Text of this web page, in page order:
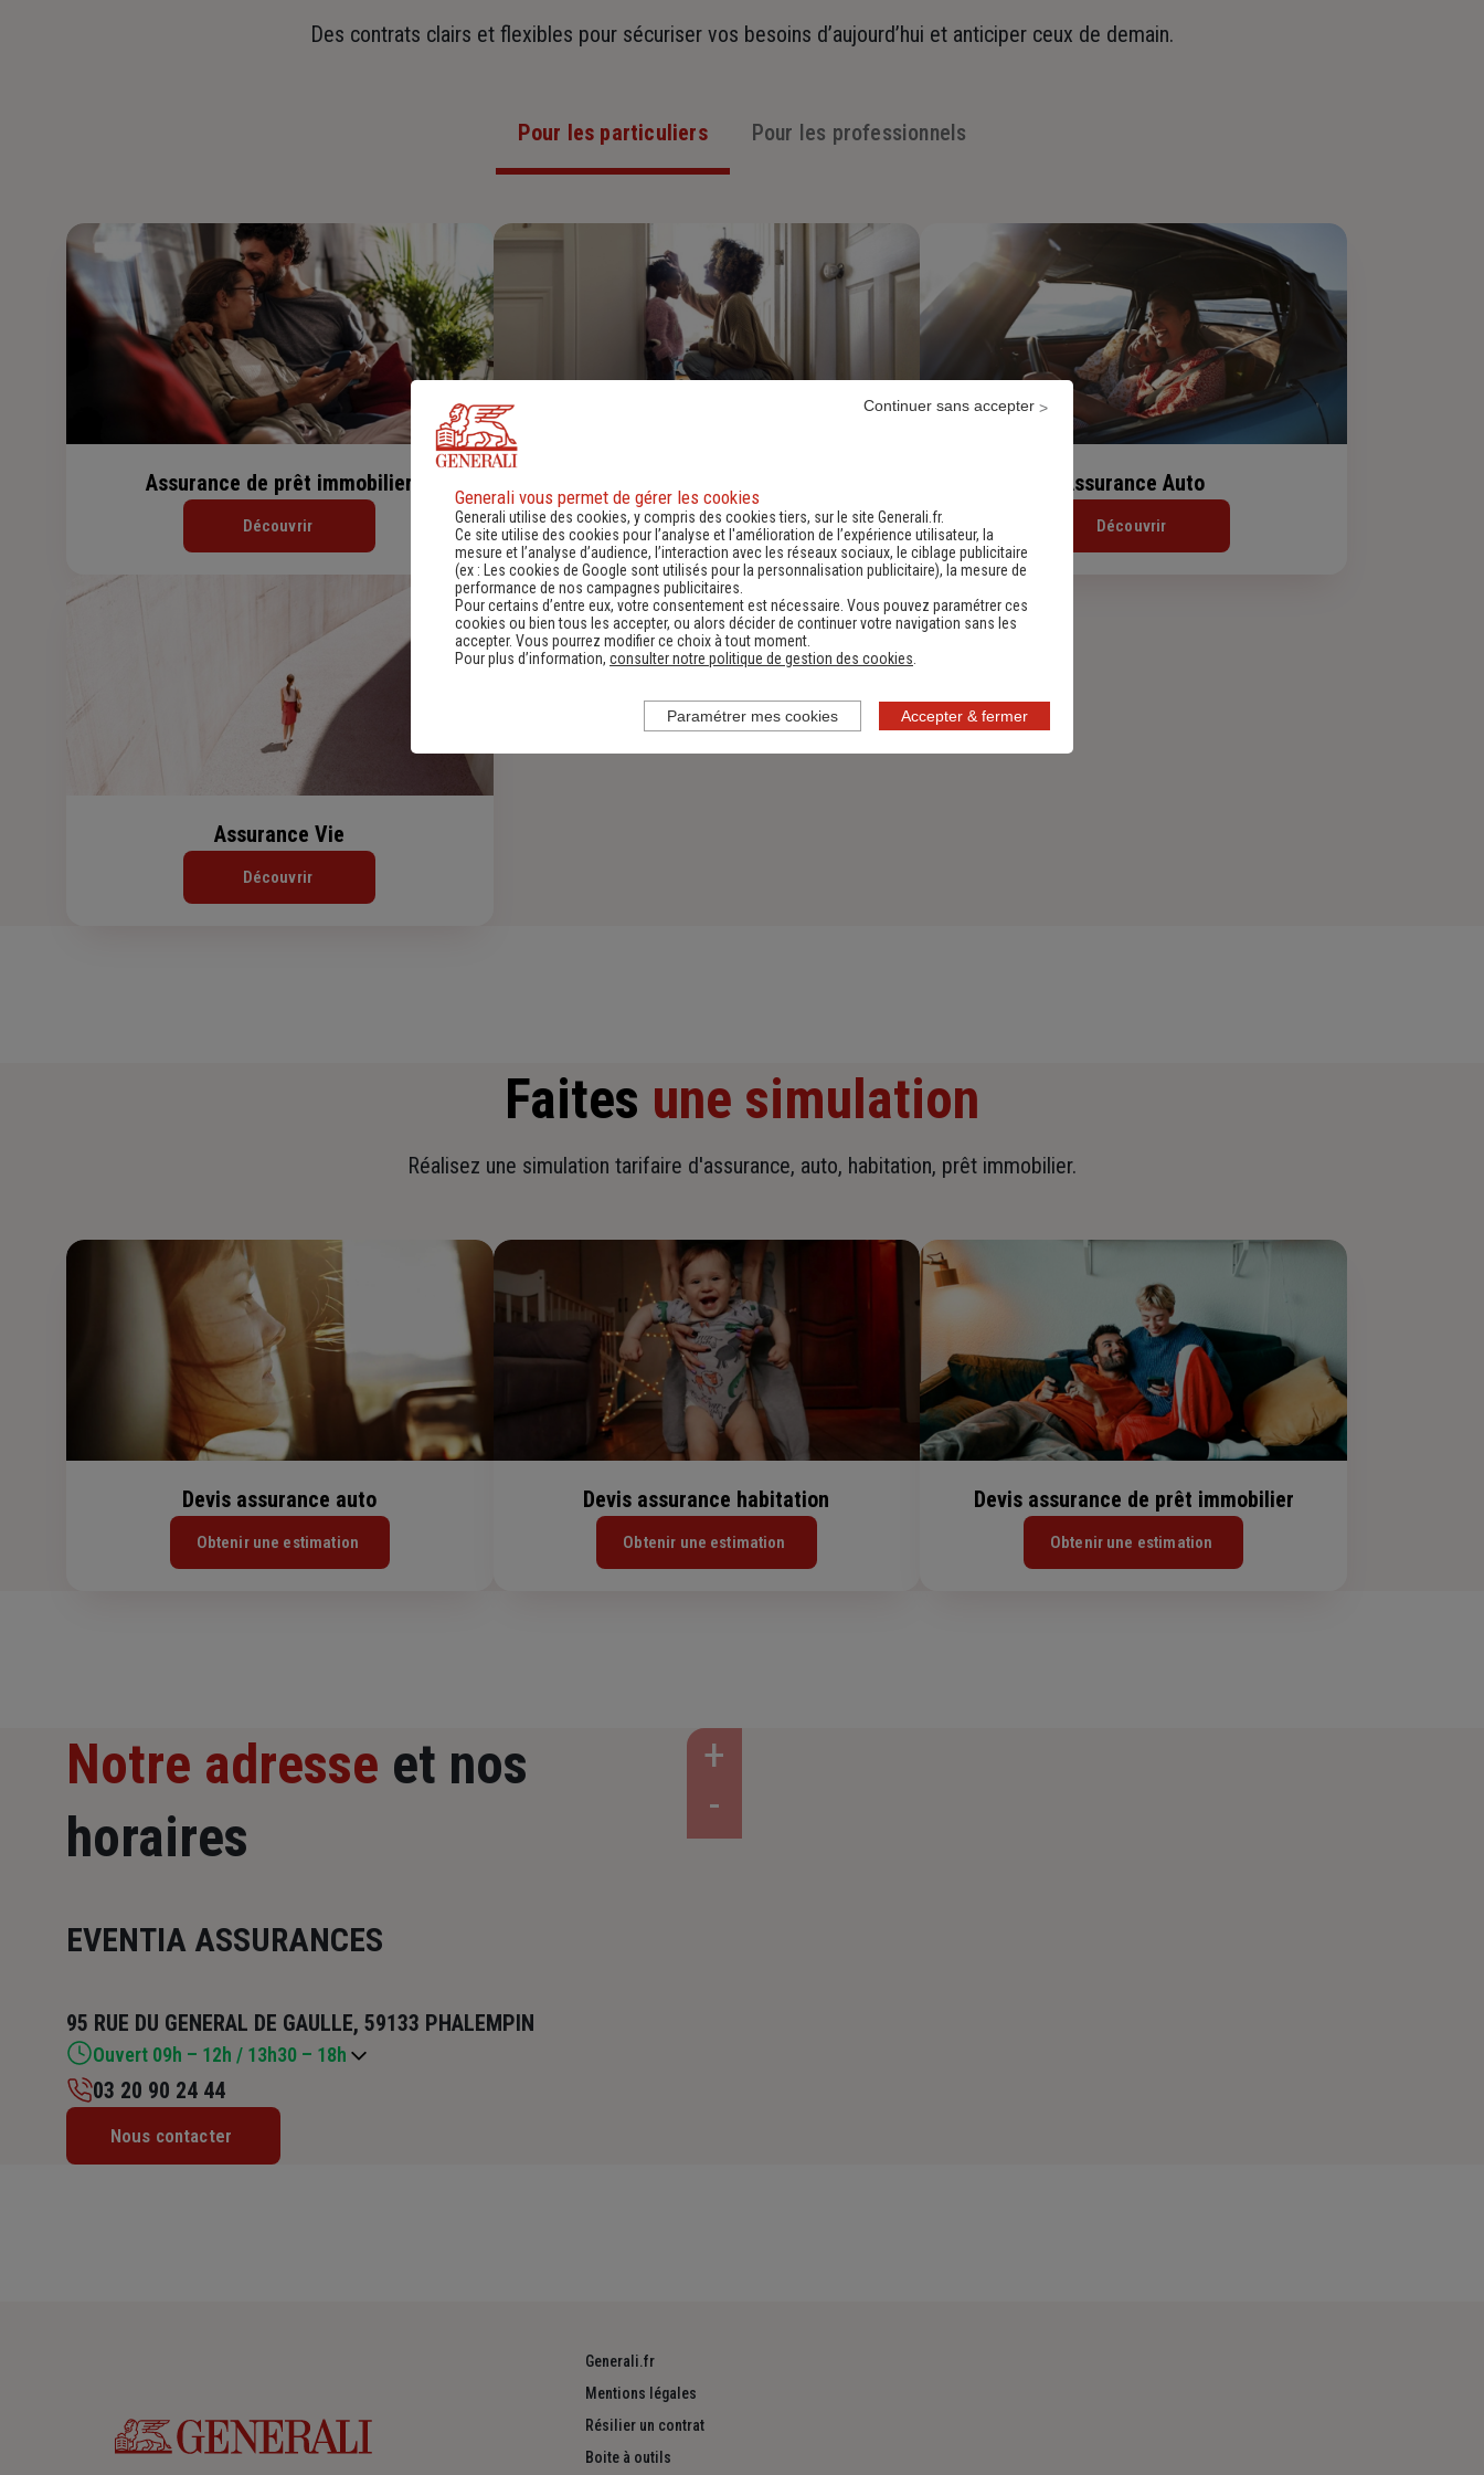
Des contrats clairs et flexibles pour sécuriser vos besoins d’aujourd’hui et anticiper ceux de demain.
Pour les particuliers Pour les professionnels
Assurance de prêt immobilier
Découvrir Découvrir
Assurance Auto
Découvrir
Assurance Vie
Découvrir
Faites une simulation
Réalisez une simulation tarifaire d'assurance, auto, habitation, prêt immobilier.
Devis assurance auto
Obtenir une estimation
Devis assurance habitation
Obtenir une estimation
Devis assurance de prêt immobilier
Obtenir une estimation
Notre adresse et nos
horaires
EVENTIA ASSURANCES
95 RUE DU GENERAL DE GAULLE, 59133 PHALEMPIN
Ouvert 09h – 12h / 13h30 – 18h
Mardi : 09h – 12h / 13h30 – 18h
03 20 90 24 44
Nous contacter
Generali.fr
Mentions légales
Résilier un contrat
Boite à outils
Generali vous permet de gérer les cookies
Generali utilise des cookies, y compris des cookies tiers, sur le site Generali.fr.
Ce site utilise des cookies pour l’analyse et l'amélioration de l’expérience utilisateur, la
mesure et l’analyse d’audience, l’interaction avec les réseaux sociaux, le ciblage publicitaire
(ex :
Les cookies de Google sont utilisés pour la personnalisation publicitaire), la mesure de
performance de nos campagnes publicitaires.
Pour certains d’entre eux, votre consentement est nécessaire. Vous pouvez paramétrer ces
cookies ou bien tous les accepter, ou alors décider de continuer votre navigation sans les
accepter. Vous pourrez modifier ce choix à tout moment.
Pour plus d’information, consulter notre politique de gestion des cookies
Accepter & fermer
Continuer sans accepter
Paramétrer mes cookies